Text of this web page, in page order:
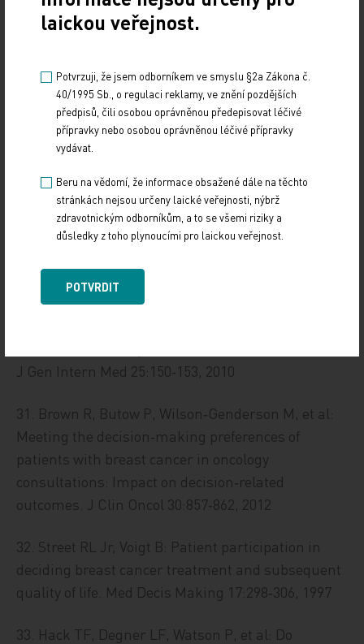
2012
care discussions among patients with advanced
cancer: A cohort study. Ann Intern Med
156:204‑210, 2012
do‑not‑resuscitate order: Incidence of
documentation in the medical records of cancer
patients referred for palliative radiotherapy. Curr
30. Temel JS, Greer JA, Admane S, et al: Code
J Gen Intern Med 25:150‑153, 2010
31. Brown R, Butow P, Wilson‑Genderson M, et al:
Meeting the decision‑making preferences of
patients with breast cancer in oncology
consultations: Impact on decision‑related
outcomes. J Clin Oncol 30:857‑862, 2012
32. Street RL Jr, Voigt B: Patient participation in
deciding breast cancer treatment and subsequent
quality of life. Med Decis Making 17:298‑306, 1997
33. Hack TF, Degner LF, Watson P, et al: Do
laickou veřejnost.
Potvrzuji, že jsem odborníkem ve smyslu §2a Zákona č.
40/1995 Sb., o regulaci reklamy, ve znění pozdějších
předpisů, čili osobou oprávněnou předepisovat léčivé
přípravky nebo osobou oprávněnou léčivé přípravky
vydávat.
Beru na vědomí, že informace obsažené dále na těchto
stránkách nejsou určeny laické veřejnosti, nýbrž
zdravotnickým odborníkům, a to se všemi riziky a
důsledky z toho plynoucími pro laickou veřejnost.
POTVRDIT